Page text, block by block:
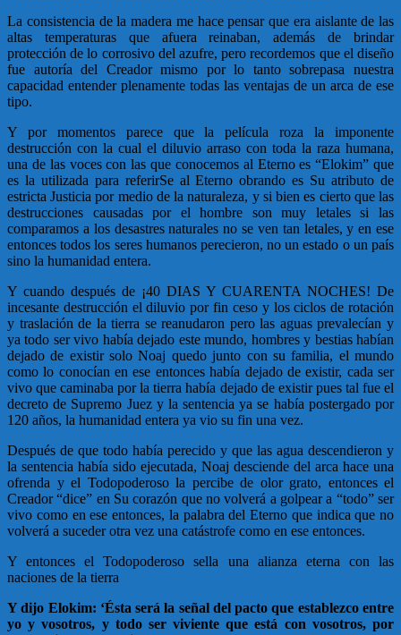
La consistencia de la madera me hace pensar que era aislante de las
altas temperaturas que afuera reinaban, además de brindar
protección de lo corrosivo del azufre, pero recordemos que el diseño
fue autoría del Creador mismo por lo tanto sobrepasa nuestra
capacidad entender plenamente todas las ventajas de un arca de ese
tipo.
Y por momentos parece que la película roza la imponente
destrucción con la cual el diluvio arraso con toda la raza humana,
una de las voces con las que conocemos al Eterno es “Elokim” que
es la utilizada para referirSe al Eterno obrando es Su atributo de
estricta Justicia por medio de la naturaleza, y si bien es cierto que las
destrucciones causadas por el hombre son muy letales si las
comparamos a los desastres naturales no se ven tan letales, y en ese
entonces todos los seres humanos perecieron, no un estado o un país
sino la humanidad entera.
Y cuando después de ¡40 DIAS Y CUARENTA NOCHES! De
incesante destrucción el diluvio por fin ceso y los ciclos de rotación
y traslación de la tierra se reanudaron pero las aguas prevalecían y
ya todo ser vivo había dejado este mundo, hombres y bestias habían
dejado de existir solo Noaj quedo junto con su familia, el mundo
como lo conocían en ese entonces había dejado de existir, cada ser
vivo que caminaba por la tierra había dejado de existir pues tal fue el
decreto de Supremo Juez y la sentencia ya se había postergado por
120 años, la humanidad entera ya vio su fin una vez.
Después de que todo había perecido y que las agua descendieron y
la sentencia había sido ejecutada, Noaj desciende del arca hace una
ofrenda y el Todopoderoso la percibe de olor grato, entonces el
Creador “dice” en Su corazón que no volverá a golpear a “todo” ser
vivo como en ese entonces, la palabra del Eterno que indica que no
volverá a suceder otra vez una catástrofe como en ese entonces.
Y entonces el Todopoderoso sella una alianza eterna con las
naciones de la tierra
Y dijo Elokim: ‘Ésta será la señal del pacto que establezco entre
yo y vosotros, y todo ser viviente que está con vosotros, por